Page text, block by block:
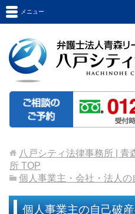
メニュー
八戸シティ法律事務所 | 青
所 TOP
個人事業主・会社・法人の
個人事業主の自己破